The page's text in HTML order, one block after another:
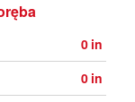
0 in
0 in